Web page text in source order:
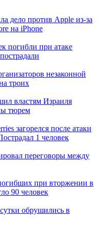
дело против Apple из-за
на iPhone
погибли при атаке
незаконной
троих
властям Израиля
тюрем
загорелся после атаки
1 человек
переговоры между
при вторжении в
90 человек
обрушились в